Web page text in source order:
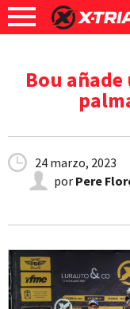
Bou
24 marzo, 2023
por Pere